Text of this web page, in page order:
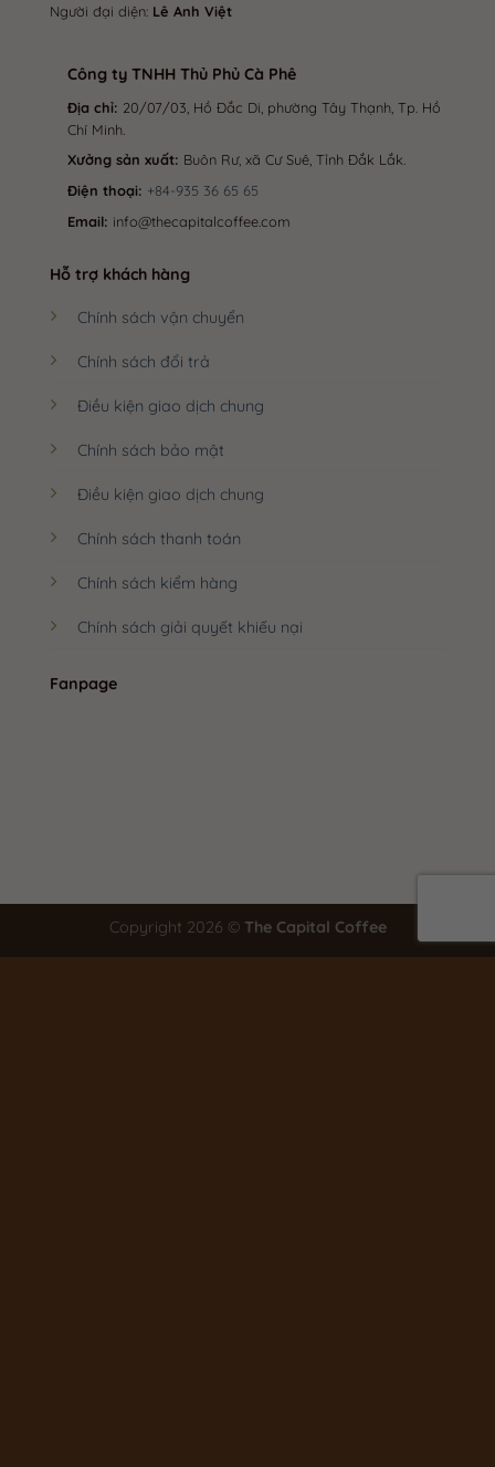
Người đại diện: Lê Anh Việt
Công ty TNHH Thủ Phủ Cà Phê
Địa chỉ: 20/07/03, Hồ Đắc Di, phường Tây Thạnh, Tp. Hồ
Chí Minh.
Xưởng sản xuất: Buôn Rư, xã Cư Suê, Tỉnh Đắk Lắk.
Điện thoại: +84-935 36 65 65
Email: info@thecapitalcoffee.com
Hỗ trợ khách hàng
Chính sách vận chuyển
Chính sách đổi trả
Điều kiện giao dịch chung
Chính sách bảo mật
Điều kiện giao dịch chung
Chính sách thanh toán
Chính sách kiểm hàng
Chính sách giải quyết khiếu nại
Fanpage
Copyright 2026 © The Capital Coffee